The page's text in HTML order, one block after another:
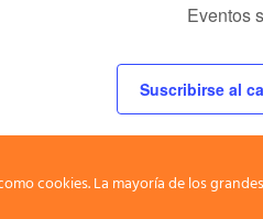
Eventos
Suscribirse al
cookies. La mayoría de los